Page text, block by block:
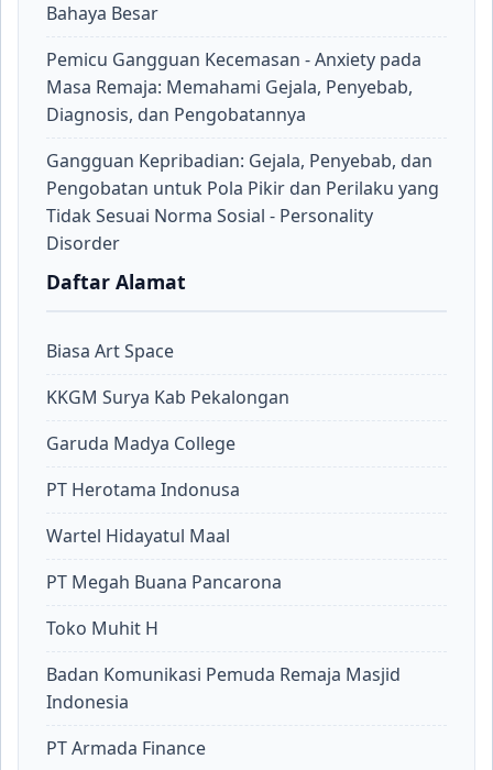
Bahaya Besar
Pemicu Gangguan Kecemasan - Anxiety pada
Masa Remaja: Memahami Gejala, Penyebab,
Diagnosis, dan Pengobatannya
Gangguan Kepribadian: Gejala, Penyebab, dan
Pengobatan untuk Pola Pikir dan Perilaku yang
Tidak Sesuai Norma Sosial - Personality
Disorder
Daftar Alamat
Biasa Art Space
KKGM Surya Kab Pekalongan
Garuda Madya College
PT Herotama Indonusa
Wartel Hidayatul Maal
PT Megah Buana Pancarona
Toko Muhit H
Badan Komunikasi Pemuda Remaja Masjid
Indonesia
PT Armada Finance